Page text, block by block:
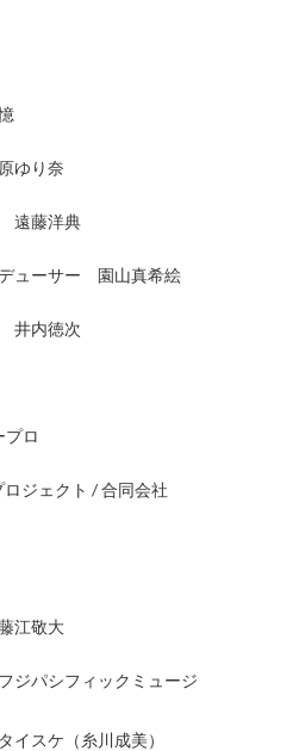
ゆり奈
遠藤洋典
ューサー 園山真希絵
井内徳次
ロ
ジェクト / 合同会社
江敬大
ジパシフィックミュージ
（糸川成美）